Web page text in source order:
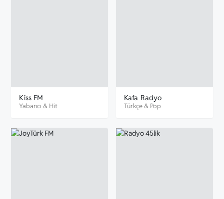
Kiss FM
Yabancı & Hit
Kafa Radyo
Türkçe& Pop